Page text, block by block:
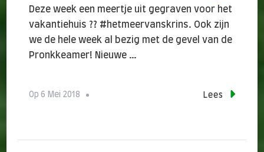
Deze week een meertje uit gegraven voor het
vakantiehuis ?? #hetmeervanskrins. Ook zijn
we de hele week al bezig met de gevel van de
Pronkkeamer! Nieuwe …
Op 6 Mei 2018 Lees